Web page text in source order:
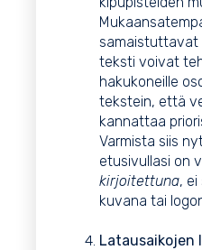
teksti voivat
hakukoneille
tekstein, että
kannattaa
Varmista siis
etusivullasi on
kirjoitettuna,
kuvana tai
Latausaikojen